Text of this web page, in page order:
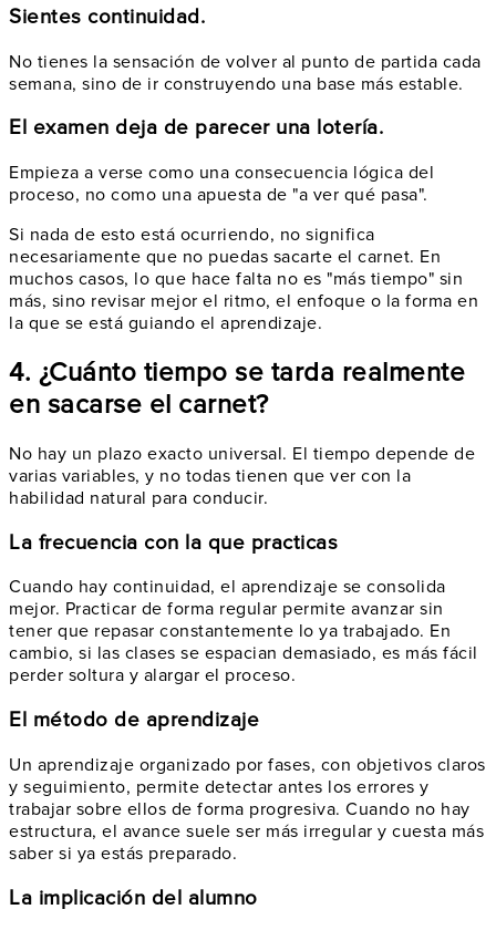
Sientes continuidad.
No tienes la sensación de volver al punto de partida cada
semana, sino de ir construyendo una base más estable.
El examen deja de parecer una lotería.
Empieza a verse como una consecuencia lógica del
proceso, no como una apuesta de "a ver qué pasa".
Si nada de esto está ocurriendo, no significa
necesariamente que no puedas sacarte el carnet. En
muchos casos, lo que hace falta no es "más tiempo" sin
más, sino revisar mejor el ritmo, el enfoque o la forma en
la que se está guiando el aprendizaje.
4. ¿Cuánto tiempo se tarda realmente
en sacarse el carnet?
No hay un plazo exacto universal. El tiempo depende de
varias variables, y no todas tienen que ver con la
habilidad natural para conducir.
La frecuencia con la que practicas
Cuando hay continuidad, el aprendizaje se consolida
mejor. Practicar de forma regular permite avanzar sin
tener que repasar constantemente lo ya trabajado. En
cambio, si las clases se espacian demasiado, es más fácil
perder soltura y alargar el proceso.
El método de aprendizaje
Un aprendizaje organizado por fases, con objetivos claros
y seguimiento, permite detectar antes los errores y
trabajar sobre ellos de forma progresiva. Cuando no hay
estructura, el avance suele ser más irregular y cuesta más
saber si ya estás preparado.
La implicación del alumno